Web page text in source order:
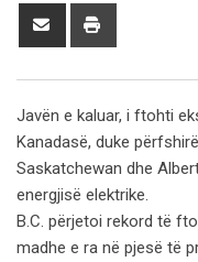
Share
Javën e kaluar, i ftohti
Kanadasë, duke
Saskatchewan dhe
energjisë elektrike.
B.C. përjetoi rekord të
madhe e ra në pjesë të